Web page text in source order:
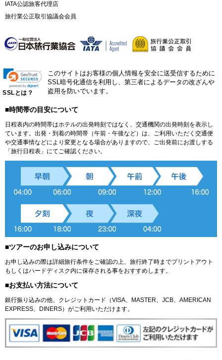
IATA公認旅客代理店
旅行業公正取引協議会会員
SSLとは？
このサイトはお客様の個人情報を安全に送受信するために
SSL暗号化通信を利用し、第三者によるデータの改ざんや
盗用を防いでいます。
■時間帯の目安について
日程表内の時間帯はホテルの出発時刻ではなく、交通機関の出発時刻を表示し
ています。出発・到着の時間帯（午前・午後など）は、ご利用いただく交通便
や交通事情などにより変更となる場合がありますので、ご出発前にお渡しする
「旅行日程表」にてご確認ください。
■ツアーのお申し込みについて
お申し込みの際は詳細旅行条件をご確認の上、旅行終了時までプリントアウト
もしくはハードディスク内に保存される事をおすすめします。
■お支払い方法について
銀行振り込みの他、クレジットカード（VISA、MASTER、JCB、AMERICAN
EXPRESS、DINERS）がご利用いただけます。